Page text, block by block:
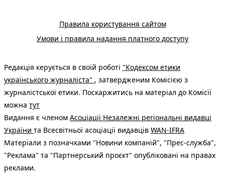
Правила користування сайтом
Умови і правила надання платного доступу
Редакція керується в своїй роботі "Кодексом етики
українського журналіста" , затвердженим Комісією з
журналістської етики. Поскаржитись на матеріал до Комісії
можна тут
Видання є членом Асоціації Незалежні регіональні видавці
України та Всесвітньої асоціації видавців WAN-IFRA
Матеріали з позначками "Новини компаній", "Прес-служба",
"Реклама" та "Партнерський проєкт" опубліковані на правах
реклами.